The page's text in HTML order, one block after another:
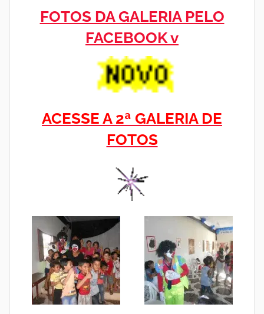
FOTOS DA GALERIA PELO
FACEBOOK v
ACESSE A 2ª GALERIA DE
FOTOS